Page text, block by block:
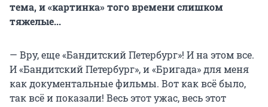
тема, и «картинка» того времени слишком
тяжелые...
— Вру, еще «Бандитский Петербург»! И на этом все.
И «Бандитский Петербург», и «Бригада» для меня
как документальные фильмы. Вот как всё было,
так всё и показали! Весь этот ужас, весь этот